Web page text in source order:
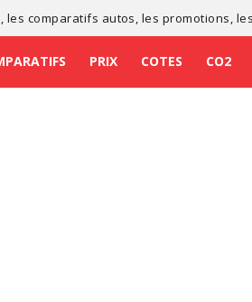
, les comparatifs autos , les promotions ,
PRIX COTES CO2